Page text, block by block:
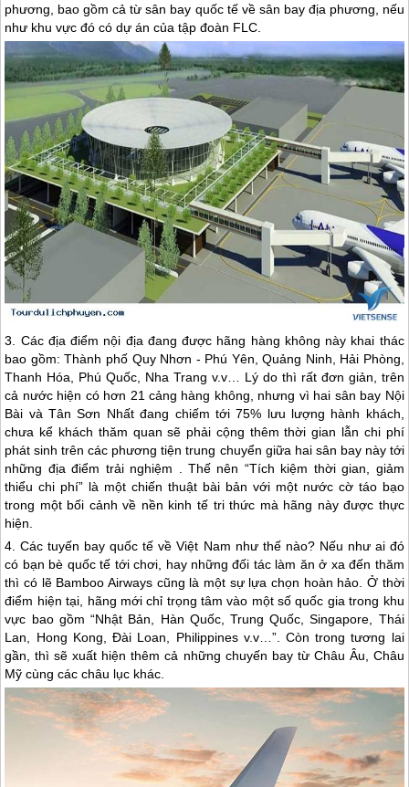
phương, bao gồm cả từ sân bay quốc tế về sân bay địa phương, nếu
như khu vực đó có dự án của tập đoàn FLC.
3. Các địa điểm nội địa đang được hãng hàng không này khai thác
bao gồm: Thành phố Quy Nhơn - Phú Yên , Quảng Ninh, Hải Phòng,
Thanh Hóa, Phú Quốc, Nha Trang v.v… Lý do thì rất đơn giản, trên
cả nước hiện có hơn 21 cảng hàng không, nhưng vì hai sân bay Nội
Bài và Tân Sơn Nhất đang chiếm tới 75% lưu lượng hành khách,
chưa kể khách thăm quan sẽ phải cộng thêm thời gian lẫn chi phí
phát sinh trên các phương tiện trung chuyển giữa hai sân bay này tới
những địa điểm trải nghiệm . Thế nên “Tích kiệm thời gian, giảm
thiểu chi phí” là một chiến thuật bài bản với một nước cờ táo bạo
trong một bối cảnh về nền kinh tế tri thức mà hãng này được thực
hiện.
4. Các tuyến bay quốc tế về Việt Nam như thế nào? Nếu như ai đó
có bạn bè quốc tế tới chơi, hay những đối tác làm ăn ở xa đến thăm
thì có lẽ Bamboo Airways cũng là một sự lựa chọn hoàn hảo. Ở thời
điểm hiện tại, hãng mới chỉ trọng tâm vào một số quốc gia trong khu
vực bao gồm “Nhật Bản, Hàn Quốc, Trung Quốc, Singapore, Thái
Lan, Hong Kong, Đài Loan, Philippines v.v…”. Còn trong tương lai
gần, thì sẽ xuất hiện thêm cả những chuyến bay từ Châu Âu, Châu
Mỹ cùng các châu lục khác.